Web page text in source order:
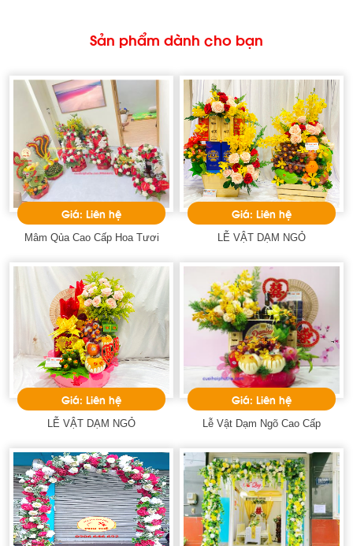
Sản phẩm dành cho bạn
Giá: Liên hệ
Mâm Qủa Cao Cấp Hoa Tươi
Giá: Liên hệ
LỄ VẬT DẠM NGỎ
Giá: Liên hệ
LỄ VẬT DẠM NGỎ
Giá: Liên hệ
Lễ Vật Dạm Ngõ Cao Cấp